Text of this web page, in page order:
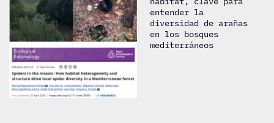
entender la
diversidad de arañas
en los bosques
mediterráneos